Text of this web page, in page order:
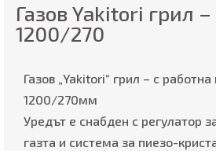
Газов Yakitori грил –
1200/270
Газов „Yakitori“ грил – с
1200/270мм
Уредът е снабден с регулатор
газта и система за пиезо-